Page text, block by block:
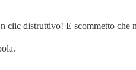
clic distruttivo! E scommetto che